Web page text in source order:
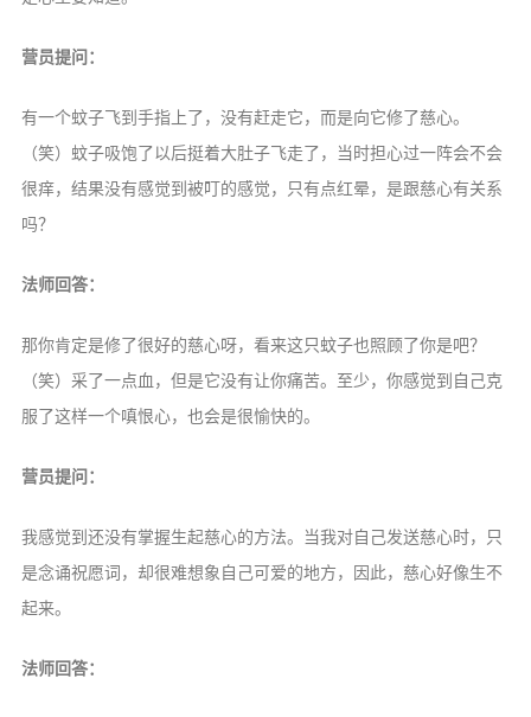
营员提问：
有一个蚊子飞到手指上了，没有赶走它，而是向它修了慈心。
（笑）蚊子吸饱了以后挺着大肚子飞走了，当时担心过一阵会不会
很痒，结果没有感觉到被叮的感觉，只有点红晕，是跟慈心有关系
吗？
法师回答：
那你肯定是修了很好的慈心呀，看来这只蚊子也照顾了你是吧？
（笑）采了一点血，但是它没有让你痛苦。至少，你感觉到自己克
服了这样一个嗔恨心，也会是很愉快的。
营员提问：
我感觉到还没有掌握生起慈心的方法。当我对自己发送慈心时，只
是念诵祝愿词，却很难想象自己可爱的地方，因此，慈心好像生不
起来。
法师回答：